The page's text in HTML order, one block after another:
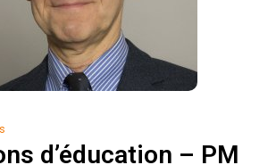
d’éducation – PM